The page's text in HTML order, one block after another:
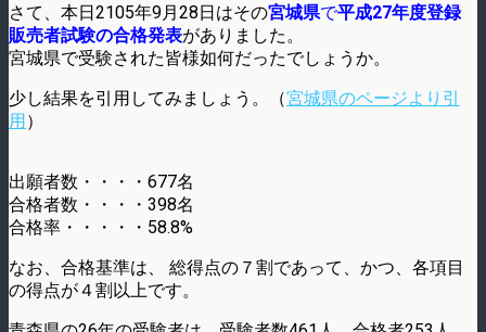
さて、本日2105年9月28日はその宮城県で平成27年度登録
販売者試験の合格発表がありました。
宮城県で受験された皆様如何だったでしょうか。
少し結果を引用してみましょう。（宮城県のページより引
用）
出願者数・・・・677名
合格者数・・・・398名
合格率・・・・・58.8%
なお、合格基準は、 総得点の７割であって、かつ、各項目
の得点が４割以上です。